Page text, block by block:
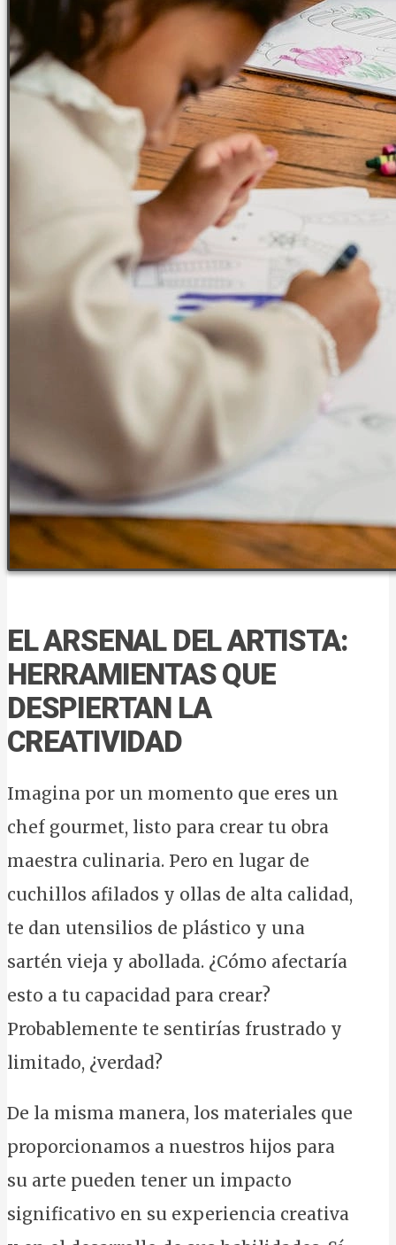
EL ARSENAL DEL ARTISTA:
HERRAMIENTAS QUE
DESPIERTAN LA
CREATIVIDAD
Imagina por un momento que eres un
chef gourmet, listo para crear tu obra
maestra culinaria. Pero en lugar de
cuchillos afilados y ollas de alta calidad,
te dan utensilios de plástico y una
sartén vieja y abollada. ¿Cómo afectaría
esto a tu capacidad para crear?
Probablemente te sentirías frustrado y
limitado, ¿verdad?
De la misma manera, los materiales que
proporcionamos a nuestros hijos para
su arte pueden tener un impacto
significativo en su experiencia creativa